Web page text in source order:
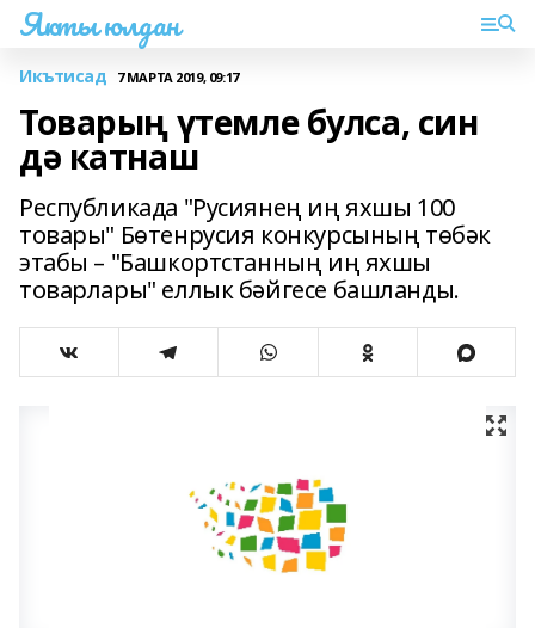
Якты юлдан
Икътисад 7 МАРТА 2019, 09:17
Товарың үтемле булса, син
дә катнаш
Республикада "Русиянең иң яхшы 100
товары" Бөтенрусия конкурсының төбәк
этабы – "Башкортстанның иң яхшы
товарлары" еллык бәйгесе башланды.